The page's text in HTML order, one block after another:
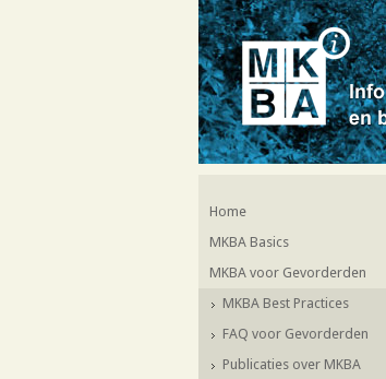
Home
MKBA Basics
MKBA voor Gevorderden
MKBA Best Practices
FAQ voor Gevorderden
Publicaties over MKBA